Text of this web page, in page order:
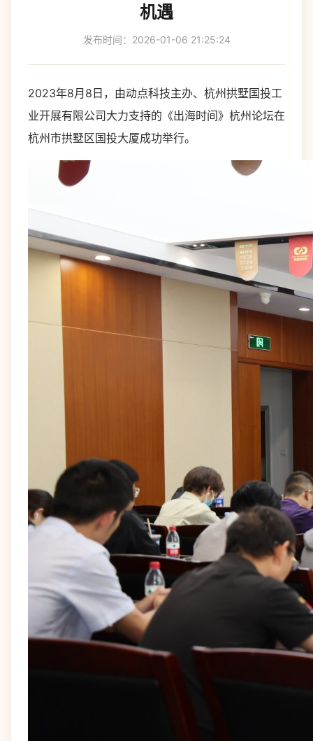
机遇
发布时间：2026-01-06 21:25:24
2023年8月8日，由动点科技主办、杭州拱墅国投工
业开展有限公司大力支持的《出海时间》杭州论坛在
杭州市拱墅区国投大厦成功举行。